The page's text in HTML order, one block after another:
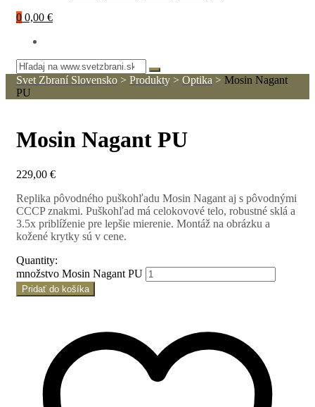
0 0,00 €
Svet Zbraní Slovensko > Produkty > Optika > Mosin Nagant
PU
Mosin Nagant PU
229,00 €
Replika pôvodného puškohľadu Mosin Nagant aj s pôvodnými
CCCP znakmi. Puškohľad má celokovové telo, robustné sklá a
3.5x priblíženie pre lepšie mierenie. Montáž na obrázku a
kožené krytky sú v cene.
Quantity:
množstvo Mosin Nagant PU
Pridať do košíka